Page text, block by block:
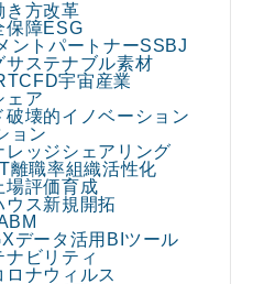
き方改革
保障ESG
ント パートナーSSBJ
サステナブル素材
TCFD宇宙産業
ェア
破壊的イノベーション
ョン
レッジシェアリング
離職率組織活性化
場評価育成
ウス新規開拓
データ活用 BIツール
ナビリティ
ロナウィルス